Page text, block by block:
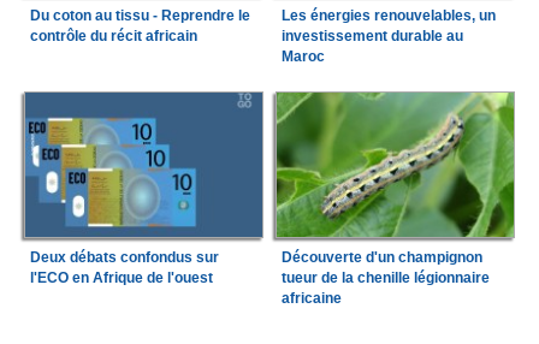
Du coton au tissu - Reprendre le
contrôle du récit africain
Les énergies renouvelables, un
investissement durable au
Maroc
Deux débats confondus sur
l'ECO en Afrique de l'ouest
Découverte d'un champignon
tueur de la chenille légionnaire
africaine